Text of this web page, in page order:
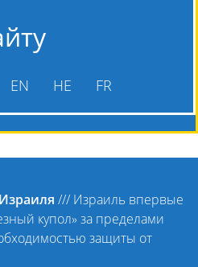
EN HE FR
/// Израиль впервые
купол» за пределами
защиты от